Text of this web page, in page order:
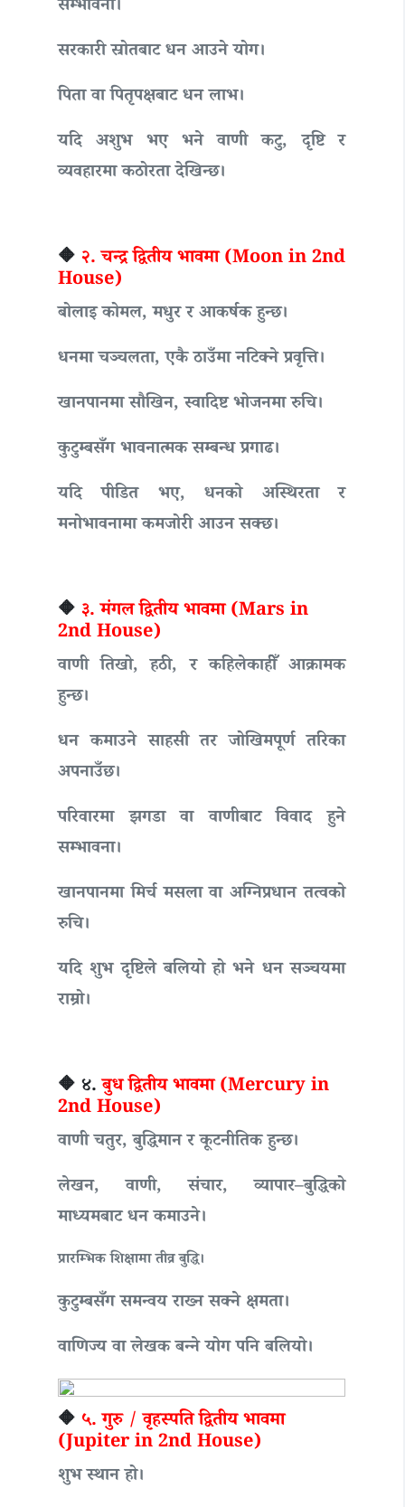
सम्भावना।
सरकारी स्रोतबाट धन आउने योग।
पिता वा पितृपक्षबाट धन लाभ।
यदि अशुभ भए भने वाणी कटु, दृष्टि र
व्यवहारमा कठोरता देखिन्छ।
🔶 २. चन्द्र द्वितीय भावमा (Moon in 2nd
House)
बोलाइ कोमल, मधुर र आकर्षक हुन्छ।
धनमा चञ्चलता, एकै ठाउँमा नटिक्ने प्रवृत्ति।
खानपानमा सौखिन, स्वादिष्ट भोजनमा रुचि।
कुटुम्बसँग भावनात्मक सम्बन्ध प्रगाढ।
यदि पीडित भए, धनको अस्थिरता र
मनोभावनामा कमजोरी आउन सक्छ।
🔶 ३. मंगल द्वितीय भावमा (Mars in
2nd House)
वाणी तिखो, हठी, र कहिलेकाहीँ आक्रामक
हुन्छ।
धन कमाउने साहसी तर जोखिमपूर्ण तरिका
अपनाउँछ।
परिवारमा झगडा वा वाणीबाट विवाद हुने
सम्भावना।
खानपानमा मिर्च मसला वा अग्निप्रधान तत्वको
रुचि।
यदि शुभ दृष्टिले बलियो हो भने धन सञ्चयमा
राम्रो।
🔶 ४.बुध द्वितीय भावमा (Mercury in
2nd House)
वाणी चतुर, बुद्धिमान र कूटनीतिक हुन्छ।
लेखन, वाणी, संचार, व्यापार–बुद्धिको
माध्यमबाट धन कमाउने।
प्रारम्भिक शिक्षामा तीव्र बुद्धि।
कुटुम्बसँग समन्वय राख्न सक्ने क्षमता।
वाणिज्य वा लेखक बन्ने योग पनि बलियो।
🔶 ५. गुरु / वृहस्पति द्वितीय भावमा
(Jupiter in 2nd House)
शुभ स्थान हो।